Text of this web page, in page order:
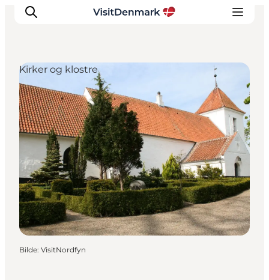
Inspirasjon
Reisemål
Aktiviteter
Overnatting
Planlegg reisen
Kirker og klostre
Bilde: VisitNordfyn